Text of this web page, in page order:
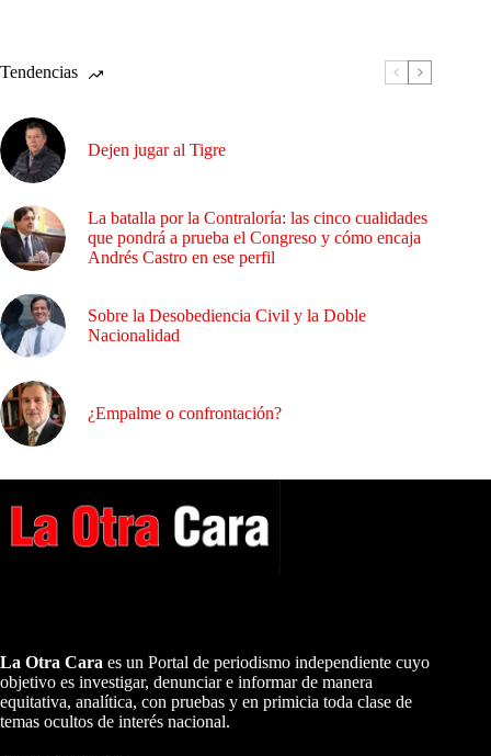
Tendencias
Dejen jugar al Tigre
La batalla por la Contraloría: las cinco cualidades
que pondrá a prueba el Congreso y cómo encaja
Andrés Castro en ese perfil
Sobre la Desobediencia Civil y la Doble
Nacionalidad
¿Empalme o confrontación?
La Otra Cara es un Portal de periodismo independiente cuyo
objetivo es investigar, denunciar e informar de manera
equitativa, analítica, con pruebas y en primicia toda clase de
temas ocultos de interés nacional.